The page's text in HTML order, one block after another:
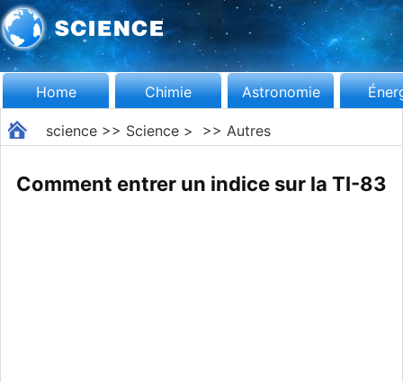
Home Chimie Astronomie
science>> Science> >> Autres
Comment entrer un indice sur la TI-83